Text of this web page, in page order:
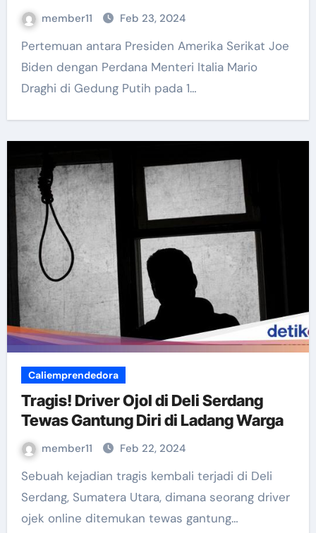
member11 Feb 23, 2024
Pertemuan antara Presiden Amerika Serikat Joe
Biden dengan Perdana Menteri Italia Mario
Draghi di Gedung Putih pada 1…
Caliemprendedora
Tragis! Driver Ojol di Deli Serdang
Tewas Gantung Diri di Ladang Warga
member11 Feb 22, 2024
Sebuah kejadian tragis kembali terjadi di Deli
Serdang, Sumatera Utara, dimana seorang driver
ojek online ditemukan tewas gantung…